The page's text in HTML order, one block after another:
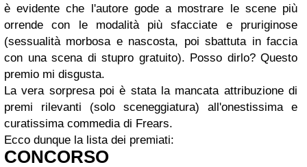
è evidente che l'autore gode a mostrare le scene più
orrende con le modalità più sfacciate e pruriginose
(sessualità morbosa e nascosta, poi sbattuta in faccia
con una scena di stupro gratuito). Posso dirlo? Questo
premio mi disgusta.
La vera sorpresa poi è stata la mancata attribuzione di
premi rilevanti (solo sceneggiatura) all'onestissima e
curatissima commedia di Frears.
Ecco dunque la lista dei premiati:
CONCORSO